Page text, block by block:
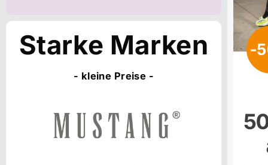
Starke Marken
- kleine Preise -
-